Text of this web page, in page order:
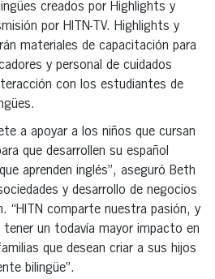
creados por Highlights y
por HITN-TV. Highlights y
materiales de capacitación para
y personal de cuidados
con los estudiantes de
a apoyar a los niños que cursan
que desarrollen su español
aprenden inglés”, aseguró Beth
y desarrollo de negocios
“HITN comparte nuestra pasión, y
un todavía mayor impacto en
que desean criar a sus hijos
bilingüe”.